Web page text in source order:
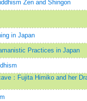
Zen and Shingon
in Japan
Practices in Japan
：Fujita Himiko and her